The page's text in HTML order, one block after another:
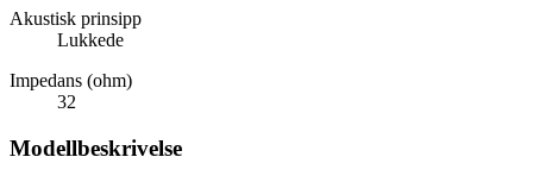
Akustisk prinsipp
Lukkede
Impedans (ohm)
32
Modellbeskrivelse